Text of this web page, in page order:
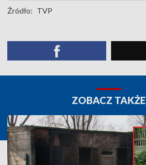
Źródło: TVP
ZOBACZ TAKŻE